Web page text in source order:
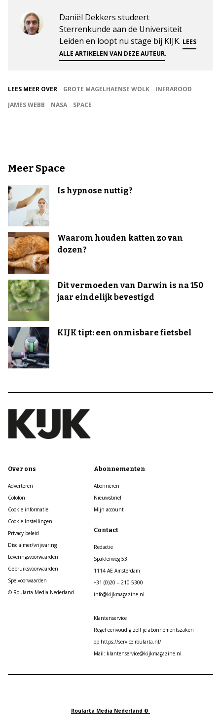
Daniël Dekkers studeert
Sterrenkunde aan de Universiteit
Leiden en loopt nu stage bij KIJK. LEES
ALLE ARTIKELEN VAN DEZE AUTEUR.
LEES MEER OVER GROTE MAGELHAENSE WOLK
INFRAROOD
JAMES WEBB
NASA SPACE
Meer Space
Is hypnose nuttig?
Waarom houden katten zo van
dozen?
Dit vermoeden van Darwin is na 150
jaar eindelijk bevestigd
KIJK tipt: een onmisbare fietsbel
Over ons
Adverteren
Colofon
Cookie informatie
Cookie Instellingen
Privacy beleid
Disclaimer/vrijwaring
Leveringsvoorwaarden
Gebruiksvoorwaarden
Spelvoorwaarden
© Roularta Media Nederland
Abonnementen
Abonneren
Nieuwsbrief
Mijn account
Contact
Redactie
Spaklerweg 53
1114 AE Amsterdam
+31 (0)20 – 210 5300
info@kijkmagazine.nl
Klantenservice
Regel eenvoudig zelf je abonnementszaken
op https://service.roularta.nl/
Mail: klantenservice@kijkmagazine.nl
Roularta Media Nederland ©